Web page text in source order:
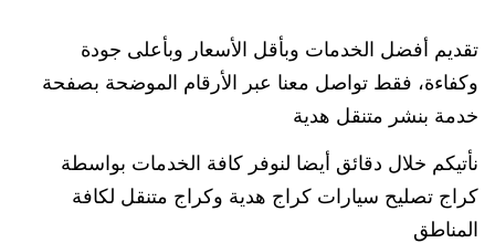
تقديم أفضل الخدمات وبأقل الأسعار وبأعلى جودة
وكفاءة، فقط تواصل معنا عبر الأرقام الموضحة بصفحة
خدمة بنشر متنقل هدية
نأتيكم خلال دقائق أيضا لنوفر كافة الخدمات بواسطة
كراج تصليح سيارات كراج هدية وكراج متنقل لكافة
المناطق